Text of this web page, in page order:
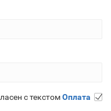
с текстомОплата